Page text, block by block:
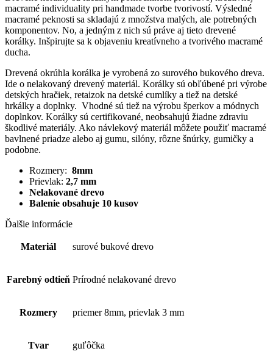
macramé individuality pri handmade tvorbe tvorivostí. Výsledné
macramé peknosti sa skladajú z množstva malých, ale potrebných
komponentov. No, a jedným z nich sú práve aj tieto drevené
korálky. Inšpirujte sa k objaveniu kreatívneho a tvorivého macramé
ducha.
Drevená okrúhla korálka je vyrobená zo surového bukového dreva.
Ide o nelakovaný drevený materiál. Korálky sú obľúbené pri výrobe
detských hračiek, retaizok na detské cumlíky a tiež na detské
hrkálky a doplnky. Vhodné sú tiež na výrobu šperkov a módnych
doplnkov. Korálky sú certifikované, neobsahujú žiadne zdraviu
škodlivé materiály. Ako návlekový materiál môžete použiť macramé
bavlnené priadze alebo aj gumu, silóny, rôzne šnúrky, gumičky a
podobne.
Rozmery: 8mm
Prievlak: 2,7 mm
Nelakované drevo
Balenie obsahuje 10 kusov
Ďalšie informácie
Materiál surové bukové drevo
Farebný odtieň Prírodné nelakované drevo
Rozmery priemer 8mm, prievlak 3 mm
Tvar guľôčka